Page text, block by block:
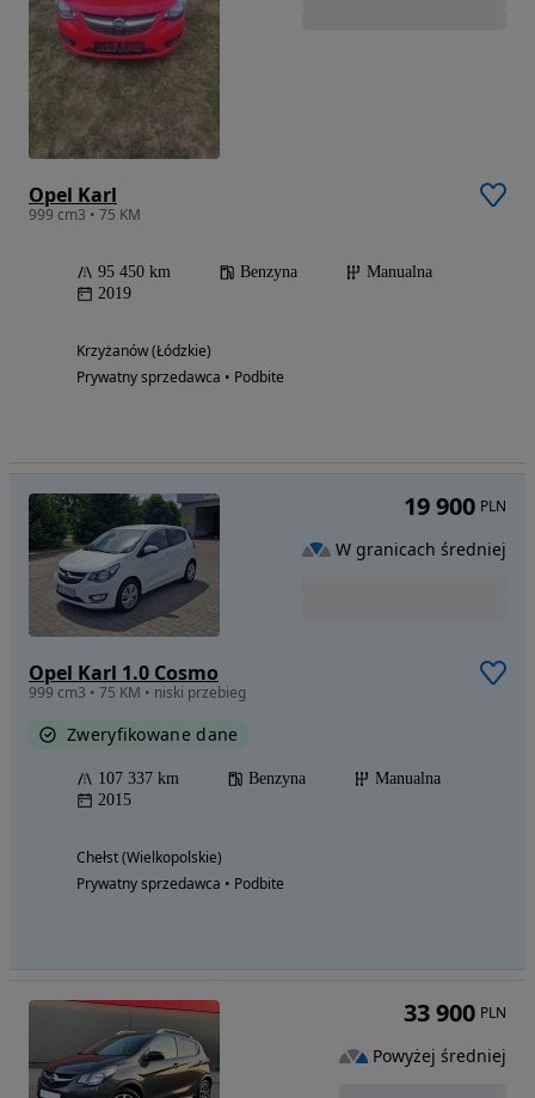
Opel Karl
999 cm3 • 75 KM
95 450 km Benzyna
Manualna
2019
Krzyżanów (Łódzkie)
Prywatny sprzedawca • Podbite
Opel Karl 1.0 Cosmo
999 cm3 • 75 KM • niski przebieg
Zweryfikowane dane
107 337 km Benzyna
Manualna
2015
Chełst (Wielkopolskie)
Prywatny sprzedawca • Podbite
19 900 PLN
W granicach średniej
33 900 PLN
Powyżej średniej